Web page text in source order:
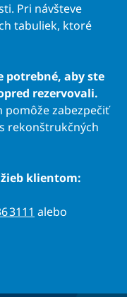
Pri návšteve
tabuliek, ktoré
potrebné, aby ste
rezervovali.
pomôže zabezpečiť
rekonštrukčných
klientom:
3111 alebo